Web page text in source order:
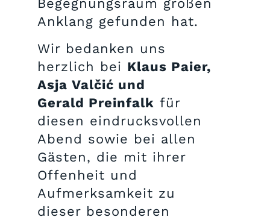
Begegnungsraum großen
Anklang gefunden hat.
Wir bedanken uns
herzlich bei Klaus Paier,
Asja Valčić und
Gerald Preinfalk für
diesen eindrucksvollen
Abend sowie bei allen
Gästen, die mit ihrer
Offenheit und
Aufmerksamkeit zu
dieser besonderen